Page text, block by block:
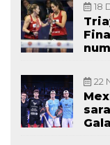
18
22